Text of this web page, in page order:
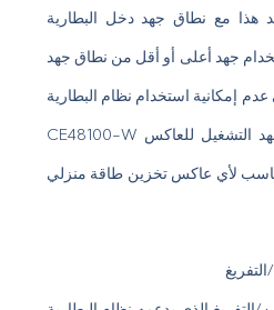
نطاق جهد دخل البطارية
أعلى أو أقل من نطاق جهد
استخدام نظام البطارية
مع العاكس. يتراوح نطاق جهد التشغيل للعاكس CE48100-W
لأي عاكس تخزين طاقة منزلي